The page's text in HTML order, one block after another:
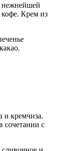
нежнейшей
Крем из
и кремчиза.
сочетании с